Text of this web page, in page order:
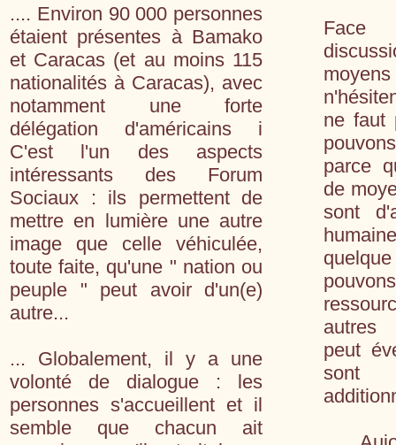
.... Environ 90 000 personnes
étaient présentes à Bamako
et Caracas (et au moins 115
nationalités à Caracas), avec
notamment une forte
délégation d'américains i
C'est l'un des aspects
intéressants des Forum
Sociaux : ils permettent de
mettre en lumière une autre
image que celle véhiculée,
toute faite, qu'une " nation ou
peuple " peut avoir d'un(e)
autre...
... Globalement, il y a une
volonté de dialogue : les
personnes s'accueillent et il
semble que chacun ait
Face
ne faut
parce
de
sont
autres
peut
sont